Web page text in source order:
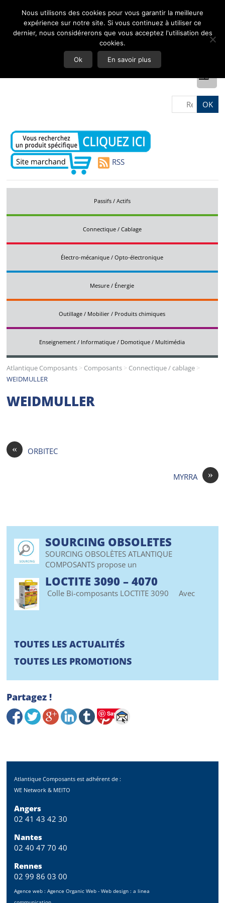
RSS
Passifs / Actifs
Connectique / Cablage
Électro-mécanique / Opto-électronique
Mesure / Énergie
Outillage / Mobilier / Produits chimiques
Enseignement / Informatique / Domotique / Multimédia
Atlantique Composants > Composants > Connectique / cablage >
WEIDMULLER
WEIDMULLER
« ORBITEC
»
MYRRA
SOURCING OBSOLETES
SOURCING OBSOLÈTES ATLANTIQUE
COMPOSANTS propose un
LOCTITE 3090 – 4070
Colle Bi-composants LOCTITE 3090 Avec
TOUTES LES ACTUALITÉS
TOUTES LES PROMOTIONS
Partagez !
Save
Atlantique Composants est adhérent de :
WE Network & MEITO
Angers
02 41 43 42 30
Nantes
02 40 47 70 40
Rennes
02 99 86 03 00
Agence web :Agence Organic Web - Web design :a linea
Nous utilisons des cookies pour vous garantir la meilleure
expérience sur notre site. Si vous continuez à utiliser ce
dernier, nous considérerons que vous acceptez l'utilisation des
cookies.
Ok En savoir plus